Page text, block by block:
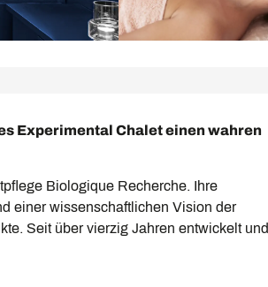
Experimental Chalet einen wahren
Biologique Recherche. Ihre
einer wissenschaftlichen Vision der
Seit über vierzig Jahren entwickelt und